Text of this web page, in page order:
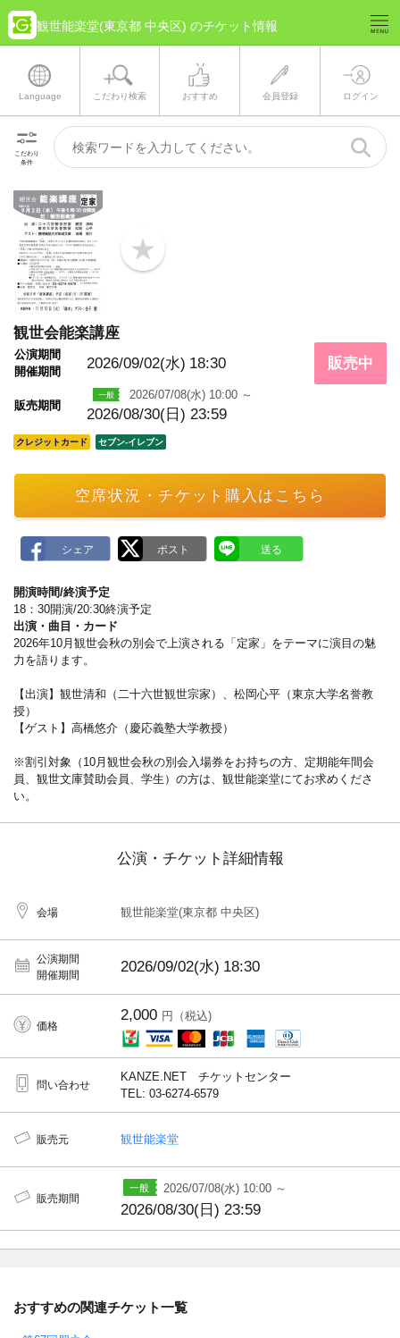
観世能楽堂(東京都 中央区) のチケット情報
Language こだわり検索 おすすめ 会員登録 ログイン
こだわり
条件
b
o
観世会能楽講座
公演期間
開催期間
2026/09/02(水) 18:30
販売期間
2026/07/08(水) 10:00 ～
2026/08/30(日) 23:59
販売中
クレジットカード セブン‐イレブン
空席状況・チケット購入はこちら
開演時間/終演予定
18：30開演/20:30終演予定
出演・曲目・カード
2026年10月観世会秋の別会で上演される「定家」をテーマに演目の魅
力を語ります。
【出演】観世清和（二十六世観世宗家）、松岡心平（東京大学名誉教
授）
【ゲスト】高橋悠介（慶応義塾大学教授）
※割引対象（10月観世会秋の別会入場券をお持ちの方、定期能年間会
員、観世文庫賛助会員、学生）の方は、観世能楽堂にてお求めくださ
い。
公演・チケット詳細情報
会場 観世能楽堂(東京都 中央区)
公演期間
開催期間
2026/09/02(水) 18:30
価格
2,000 円（税込)
問い合わせ
KANZE.NET チケットセンター
TEL: 03-6274-6579
販売元 観世能楽堂
販売期間
2026/07/08(水) 10:00 ～
2026/08/30(日) 23:59
おすすめの関連チケット一覧